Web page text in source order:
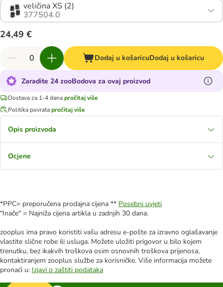
veličina XS (2)
377504.0
24,49 €
Dodaj u košaricuDodaj u košaricu
Zaradite 24 zooBodova za ovaj proizvod
Dostava za 1-4 danapročitaj više
Politika povratapročitaj više
Opis proizvoda
Ocjene
*PPC= preporučena prodajna cijena ** Posebni uvjeti
"Inače" = Najniža cijena artikla u zadnjih 30 dana.
zooplus ima pravo koristiti vašu adresu e-pošte za izravno oglašavanje
vlastite slične robe ili usluga. Možete uložiti prigovor u bilo kojem
trenutku, bez ikakvih troškova osim osnovnih troškova prijenosa,
kontaktiranjem zooplus službe za korisničke. Više informacija možete
pronaći u: Izjavi o zaštiti podataka